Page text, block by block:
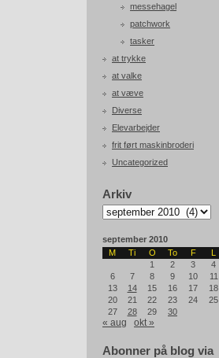
messehagel
patchwork
tasker
at trykke
at valke
at væve
Diverse
Elevarbejder
frit ført maskinbroderi
Uncategorized
Arkiv
Arkiv
september 2010
M
Ti O To F L
1
2 3 4
6
7 8 9 10 11
13
14 15 16 17 18
20
21 22 23 24 25
27
28 29 30
« aug okt »
Abonner på blog via